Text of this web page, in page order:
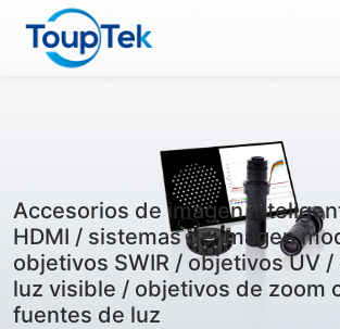
Accesorios de imagen
HDMI / sistemas de imagen
objetivos SWIR / objetivos UV
luz visible / objetivos de zoom
fuentes de luz